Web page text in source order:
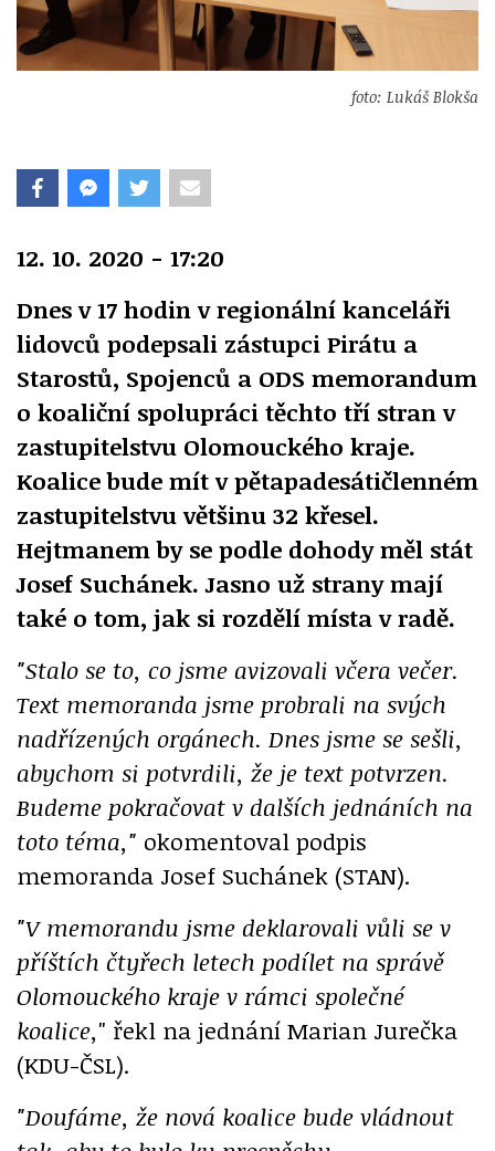
foto: Lukáš Blokša
12. 10. 2020 - 17:20
Dnes v 17 hodin v regionální kanceláři
lidovců podepsali zástupci Pirátu a
Starostů, Spojenců a ODS memorandum
o koaliční spolupráci těchto tří stran v
zastupitelstvu Olomouckého kraje.
Koalice bude mít v pětapadesátičlenném
zastupitelstvu většinu 32 křesel.
Hejtmanem by se podle dohody měl stát
Josef Suchánek. Jasno už strany mají
také o tom, jak si rozdělí místa v radě.
"Stalo se to, co jsme avizovali včera večer.
Text memoranda jsme probrali na svých
nadřízených orgánech. Dnes jsme se sešli,
abychom si potvrdili, že je text potvrzen.
Budeme pokračovat v dalších jednáních na
toto téma," okomentoval podpis
memoranda Josef Suchánek (STAN).
"V memorandu jsme deklarovali vůli se v
příštích čtyřech letech podílet na správě
Olomouckého kraje v rámci společné
koalice," řekl na jednání Marian Jurečka
(KDU-ČSL).
"Doufáme, že nová koalice bude vládnout